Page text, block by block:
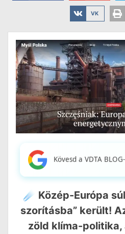
VK
Kövesd a VDTA
☄️ Közép-Európa
szorításba” került!
zöld klíma-politika,